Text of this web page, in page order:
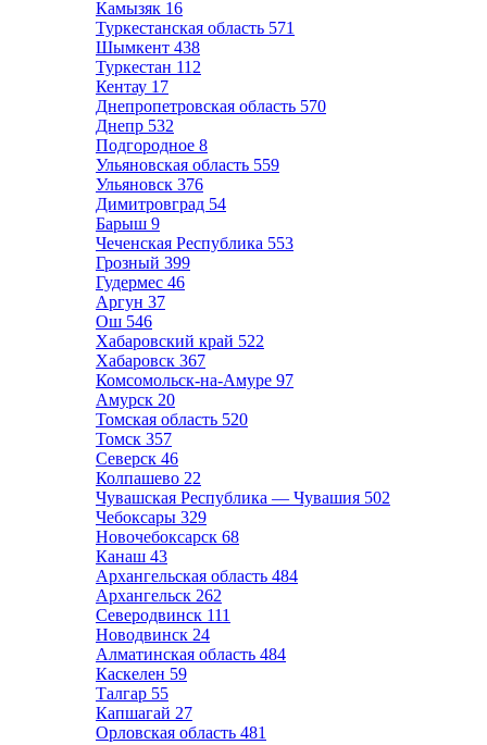
Камызяк 16
Туркестанская область 571
Шымкент 438
Туркестан 112
Кентау 17
Днепропетровская область 570
Днепр 532
Подгородное 8
Ульяновская область 559
Ульяновск 376
Димитровград 54
Барыш 9
Чеченская Республика 553
Грозный 399
Гудермес 46
Аргун 37
Ош 546
Хабаровский край 522
Хабаровск 367
Комсомольск-на-Амуре 97
Амурск 20
Томская область 520
Томск 357
Северск 46
Колпашево 22
Чувашская Республика — Чувашия 502
Чебоксары 329
Новочебоксарск 68
Канаш 43
Архангельская область 484
Архангельск 262
Северодвинск 111
Новодвинск 24
Алматинская область 484
Каскелен 59
Талгар 55
Капшагай 27
Орловская область 481